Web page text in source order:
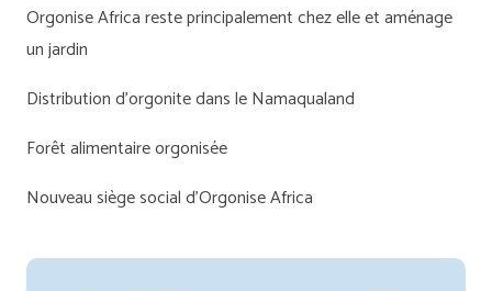
Orgonise Africa reste principalement chez elle et aménage
un jardin
Distribution d'orgonite dans le Namaqualand
Forêt alimentaire orgonisée
Nouveau siège social d'Orgonise Africa